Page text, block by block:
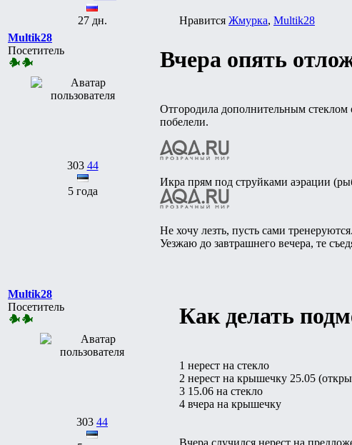
27 дн.
Нравится Жмурка, Multik28
Multik28
Посетитель
303 44
5 года
Вчера опять
Отгородила дополнительным стеклом
побелели.
Икра прям под струйками аэрации
Не хочу лезть, пусть сами тренеруются.
Уезжаю до завтрашнего вечера, те
Multik28
Посетитель
303 44
Как делать
1 нерест на стекло
2 нерест на крышечку 25.05
3 15.06 на стекло
4 вчера на крышечку
Вчера случился нерест на